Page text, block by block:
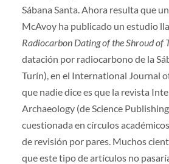
Sábana Santa. Ahora resulta que
McAvoy ha publicado un estudio
Radiocarbon Dating of the Shroud of
datación por radiocarbono de la
Turín), en el International Journal
que nadie dice es que la revista
Archaeology (de Science
cuestionada en círculos
de revisión por pares. Muchos
que este tipo de artículos no